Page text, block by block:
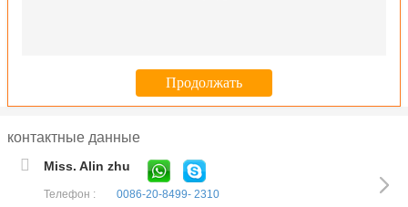
контактные данные
Miss. Alin zhu
Телефон : 0086-20-8499- 2310